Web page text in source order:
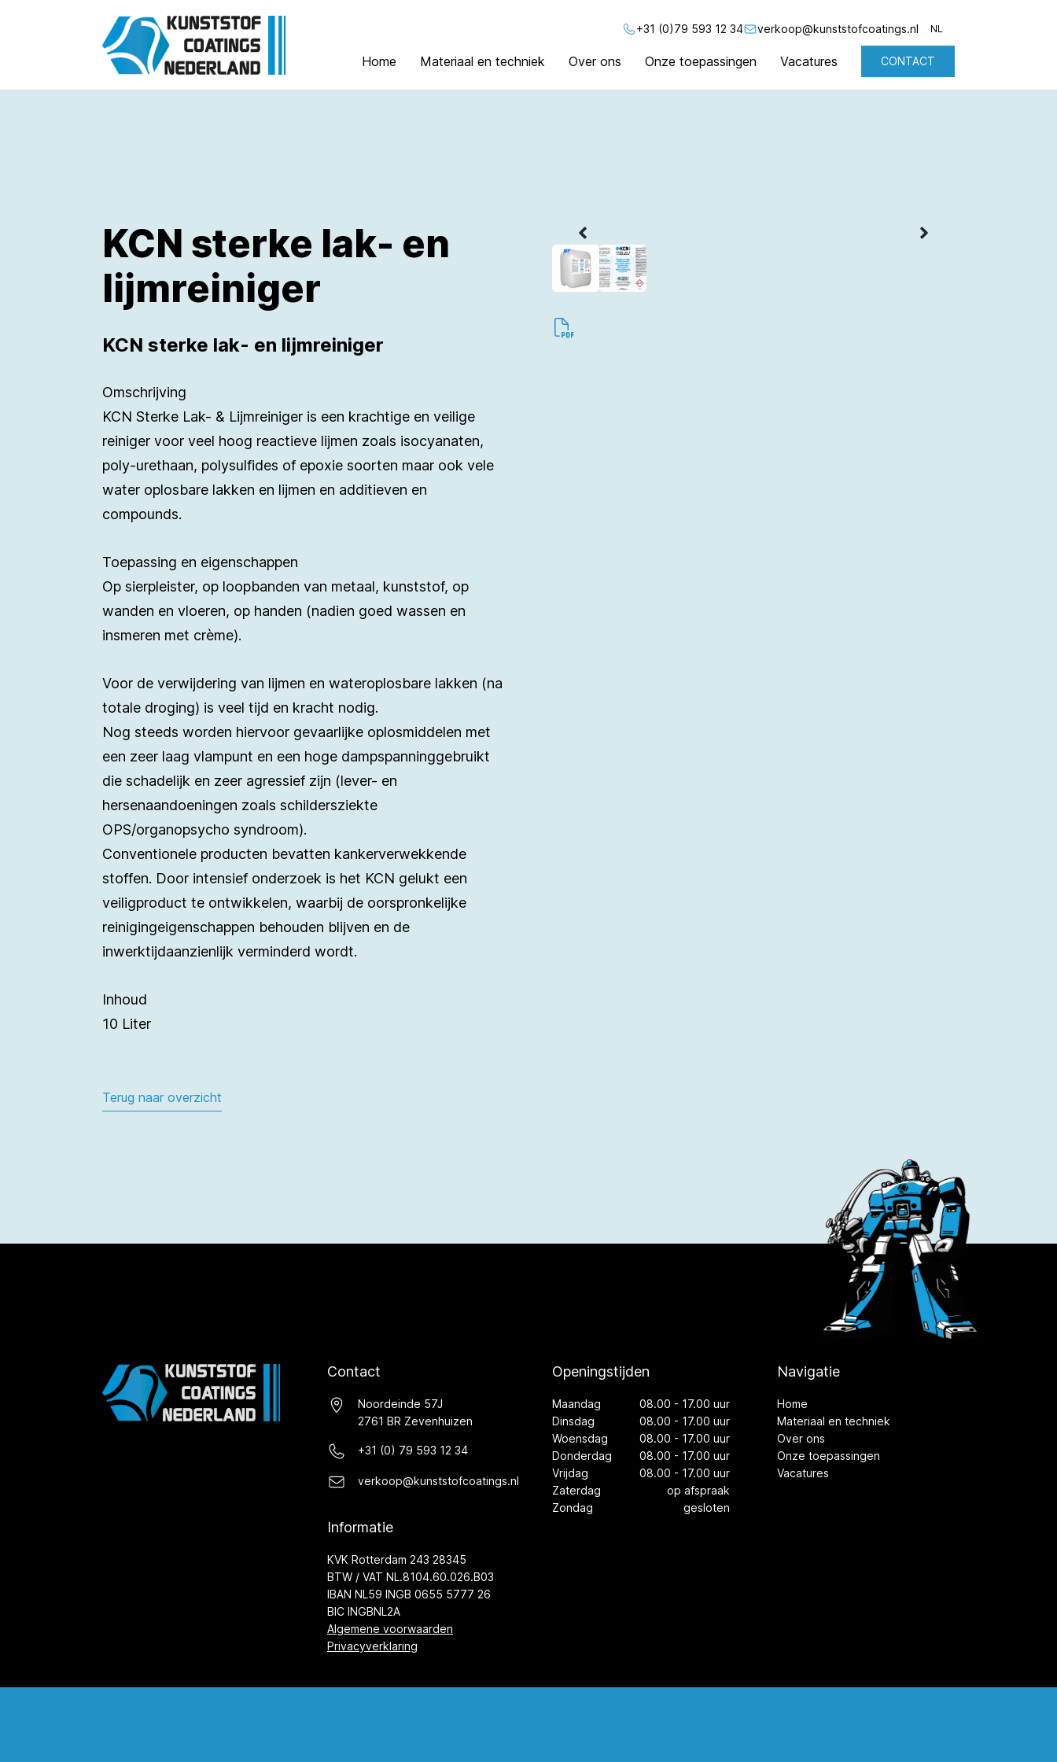
+31 (0)79 593 12 34 verkoop@kunststofcoatings.nl NL
Home Materiaal en techniek Over ons Onze toepassingen Vacatures CONTACT
KCN sterke lak- en
lijmreiniger
KCN sterke lak- en lijmreiniger
Omschrijving
KCN Sterke Lak- & Lijmreiniger is een krachtige en veilige
reiniger voor veel hoog reactieve lijmen zoals isocyanaten,
poly-urethaan, polysulfides of epoxie soorten maar ook vele
water oplosbare lakken en lijmen en additieven en
compounds.
Toepassing en eigenschappen
Op sierpleister, op loopbanden van metaal, kunststof, op
wanden en vloeren, op handen (nadien goed wassen en
insmeren met crème).
Voor de verwijdering van lijmen en wateroplosbare lakken (na
totale droging) is veel tijd en kracht nodig.
Nog steeds worden hiervoor gevaarlijke oplosmiddelen met
een zeer laag vlampunt en een hoge dampspanninggebruikt
die schadelijk en zeer agressief zijn (lever- en
hersenaandoeningen zoals schildersziekte
OPS/organopsycho syndroom).
Conventionele producten bevatten kankerverwekkende
stoffen. Door intensief onderzoek is het KCN gelukt een
veiligproduct te ontwikkelen, waarbij de oorspronkelijke
reinigingeigenschappen behouden blijven en de
inwerktijdaanzienlijk verminderd wordt.
Inhoud
10 Liter
Terug naar overzicht
Contact
Noordeinde 57J
2761 BR Zevenhuizen
+31 (0) 79 593 12 34
verkoop@kunststofcoatings.nl
Informatie
KVK Rotterdam 243 28345
BTW / VAT NL.8104.60.026.B03
IBAN NL59 INGB 0655 5777 26
BIC INGBNL2A
Algemene voorwaarden
Privacyverklaring
Openingstijden
Maandag
08.00 - 17.00 uur
Dinsdag
08.00 - 17.00 uur
Woensdag
08.00 - 17.00 uur
Donderdag
08.00 - 17.00 uur
Vrijdag
08.00 - 17.00 uur
Zaterdag
op afspraak
Zondag
gesloten
Navigatie
Home
Materiaal en techniek
Over ons
Onze toepassingen
Vacatures